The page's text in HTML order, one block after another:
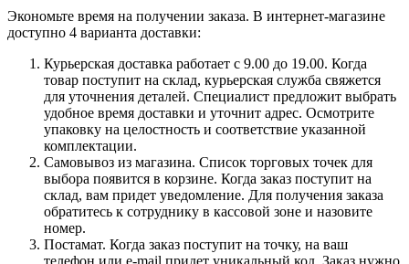
Экономьте время на получении заказа. В интернет-магазине
доступно 4 варианта доставки:
Курьерская доставка работает с 9.00 до 19.00. Когда
товар поступит на склад, курьерская служба свяжется
для уточнения деталей. Специалист предложит выбрать
удобное время доставки и уточнит адрес. Осмотрите
упаковку на целостность и соответствие указанной
комплектации.
Самовывоз из магазина. Список торговых точек для
выбора появится в корзине. Когда заказ поступит на
склад, вам придет уведомление. Для получения заказа
обратитесь к сотруднику в кассовой зоне и назовите
номер.
Постамат. Когда заказ поступит на точку, на ваш
телефон или e-mail придет уникальный код. Заказ нужно